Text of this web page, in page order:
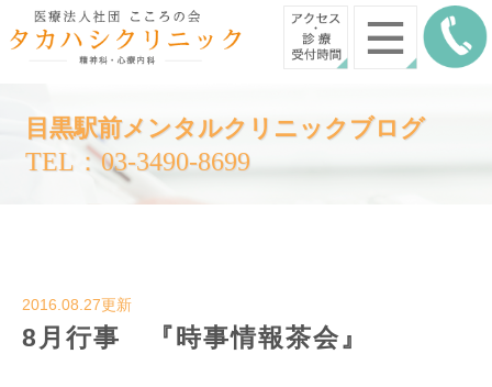
目黒駅前メンタルクリニックブログ
TEL：03-3490-8699
2016.08.27更新
8月行事 『時事情報茶会』